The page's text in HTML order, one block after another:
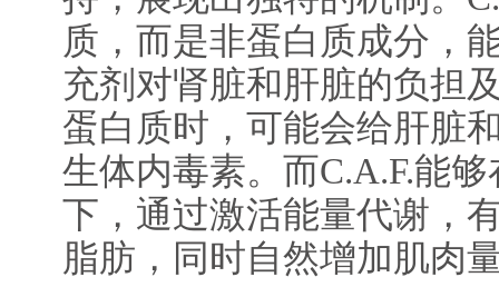
质，而是非蛋白质成分，
充剂对肾脏和肝脏的负担
蛋白质时，可能会给肝脏
生体内毒素。而C.A.F.能
下，通过激活能量代谢，
脂肪，同时自然增加肌肉